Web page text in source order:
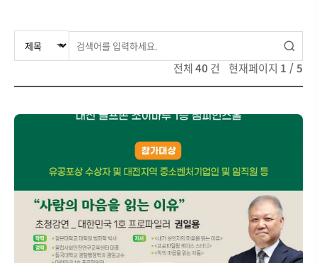
전체40 건 현재페이지 1 /5